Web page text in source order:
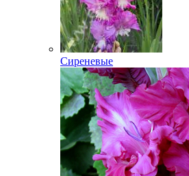
Сиреневые